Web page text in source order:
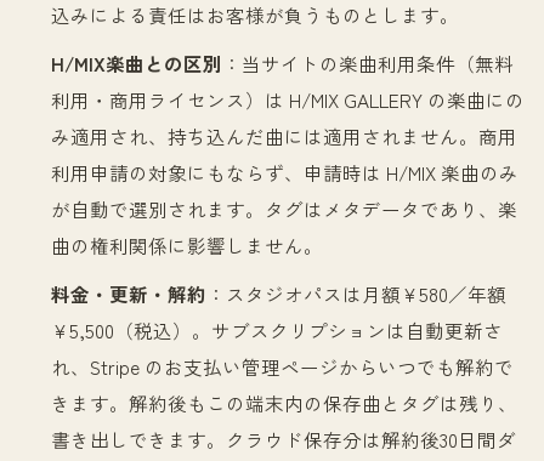
込みによる責任はお客様が負うものとします。
H/MIX楽曲との区別 ： 当サイトの楽曲利用条件（無料
利用・商用ライセンス）は H/MIX GALLERY の楽曲にの
み適用され、持ち込んだ曲には適用されません。商用
利用申請の対象にもならず、申請時は H/MIX 楽曲のみ
が自動で選別されます。タグはメタデータであり、楽
曲の権利関係に影響しません。
料金・更新・解約 ： スタジオパスは月額¥580／年額
¥5,500（税込）。サブスクリプションは自動更新さ
れ、Stripe のお支払い管理ページからいつでも解約で
きます。解約後もこの端末内の保存曲とタグは残り、
書き出しできます。クラウド保存分は解約後30日間ダ